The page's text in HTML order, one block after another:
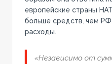
европейские страны
больше средств, чем
расходы.
«Независимо от